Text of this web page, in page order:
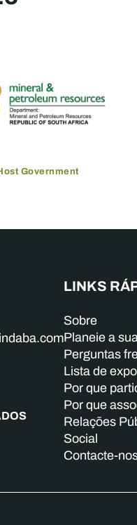
Government
LINKS
Sobre
Planeie a
Perguntas
Lista de
Por que
Por que
Relações
Social
Contacte-